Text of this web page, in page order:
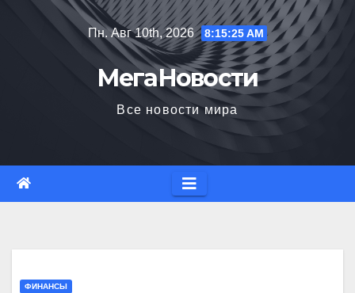
Пн. Авг 10th, 2026 8:15:26 AM
МегаНовости
Все новости мира
ФИНАНСЫ